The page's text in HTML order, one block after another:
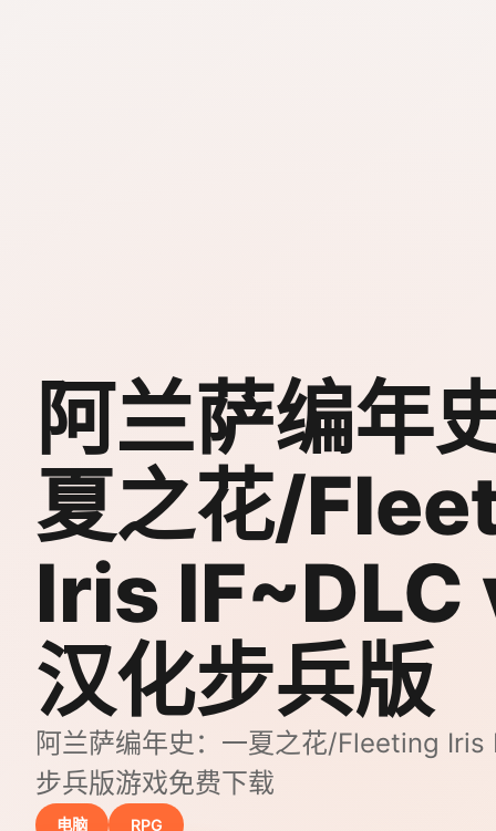
阿兰萨编年
夏之花/
Iris IF~DLC
汉化步兵版
阿兰萨编年史：一夏之花/Fleeting Iris
步兵版游戏免费下载
电脑 RPG